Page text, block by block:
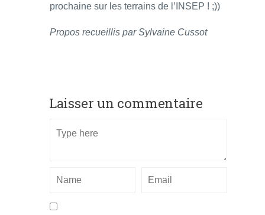
prochaine sur les terrains de l’INSEP ! ;))
Propos recueillis par Sylvaine Cussot
Laisser un commentaire